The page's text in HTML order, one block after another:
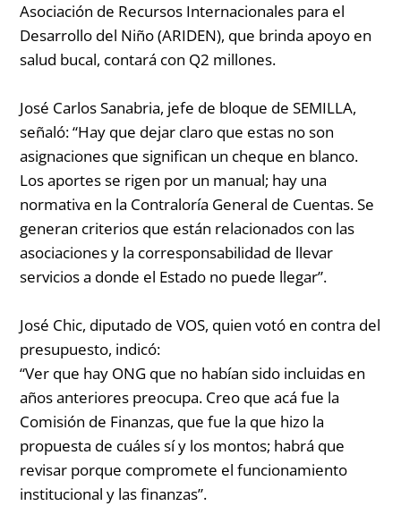
Asociación de Recursos Internacionales para el
Desarrollo del Niño (ARIDEN), que brinda apoyo en
salud bucal, contará con Q2 millones.
José Carlos Sanabria, jefe de bloque de SEMILLA,
señaló: “Hay que dejar claro que estas no son
asignaciones que significan un cheque en blanco.
Los aportes se rigen por un manual; hay una
normativa en la Contraloría General de Cuentas. Se
generan criterios que están relacionados con las
asociaciones y la corresponsabilidad de llevar
servicios a donde el Estado no puede llegar”.
José Chic, diputado de VOS, quien votó en contra del
presupuesto, indicó:
“Ver que hay ONG que no habían sido incluidas en
años anteriores preocupa. Creo que acá fue la
Comisión de Finanzas, que fue la que hizo la
propuesta de cuáles sí y los montos; habrá que
revisar porque compromete el funcionamiento
institucional y las finanzas”.